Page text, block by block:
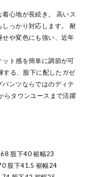
心地が長続き。 高いス
しっかり対応します。 耐
や変色にも強い、近年
ト感を簡単に調節が可
する、股下に配したガゼ
ンツならではのディテ
らタウンユースまで活躍
股下40 裾幅23
股下41.5 裾幅24